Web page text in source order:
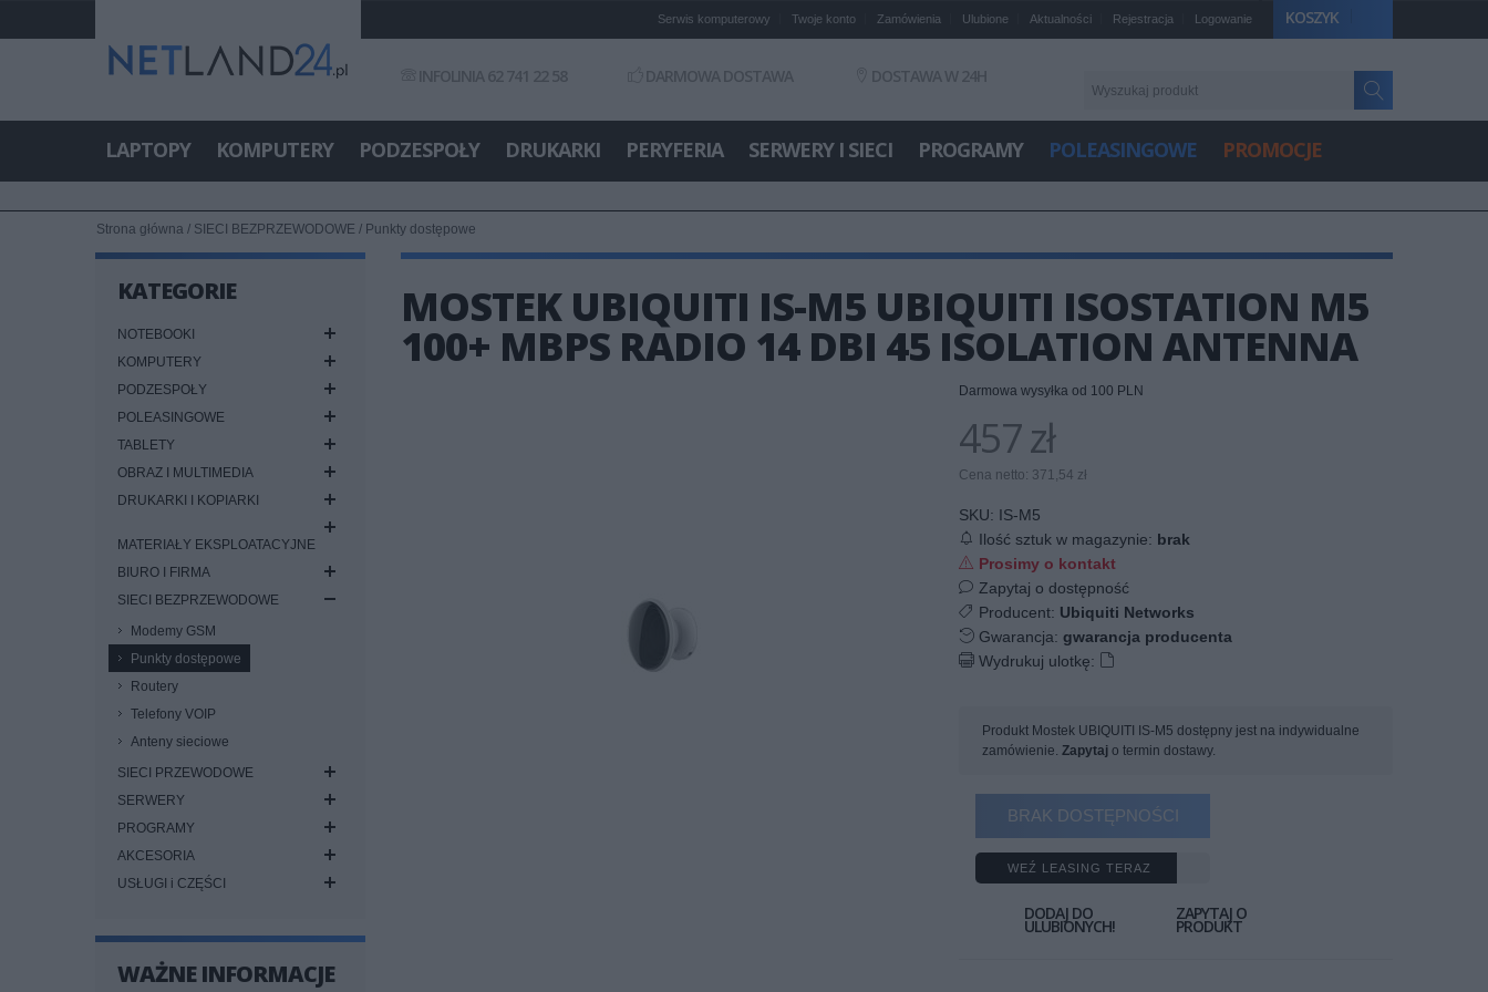
KOSZYK
Serwis komputerowy Twoje konto Zamówienia Ulubione Aktualności Rejestracja Logowanie
INFOLINIA 62 741 22 58 DARMOWA DOSTAWA DOSTAWA W 24H
LAPTOPY KOMPUTERY PODZESPOŁY DRUKARKI PERYFERIA SERWERY I SIECI PROGRAMY POLEASINGOWE PROMOCJE
Strona główna / SIECI BEZPRZEWODOWE / Punkty dostępowe
KATEGORIE
NOTEBOOKI
KOMPUTERY
PODZESPOŁY
POLEASINGOWE
TABLETY
OBRAZ I MULTIMEDIA
DRUKARKI I KOPIARKI
MATERIAŁY EKSPLOATACYJNE
BIURO I FIRMA
SIECI BEZPRZEWODOWE
Modemy GSM
Punkty dostępowe
Routery
Telefony VOIP
Anteny sieciowe
SIECI PRZEWODOWE
SERWERY
PROGRAMY
AKCESORIA
USŁUGI i CZĘŚCI
WAŻNE INFORMACJE
MOSTEK UBIQUITI IS-M5 UBIQUITI ISOSTATION M5
100+ MBPS RADIO 14 DBI 45 ISOLATION ANTENNA
Darmowa wysyłka od 100 PLN
457 zł
Cena netto: 371,54 zł
SKU: IS-M5
Ilość sztuk w magazynie: brak
Prosimy o kontakt
Zapytaj o dostępność
Producent: Ubiquiti Networks
Gwarancja: gwarancja producenta
Wydrukuj ulotkę:
Produkt Mostek UBIQUITI IS-M5 dostępny jest na indywidualne
zamówienie. Zapytaj o termin dostawy.
BRAK DOSTĘPNOŚCI
WEŹ LEASING TERAZ
DODAJ DO
ULUBIONYCH!
ZAPYTAJ O
PRODUKT